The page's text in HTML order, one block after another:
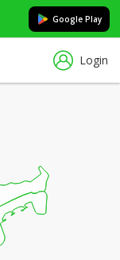
Google Play
Login